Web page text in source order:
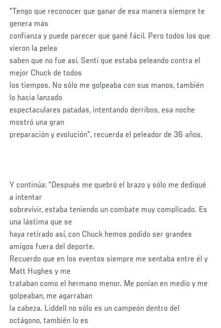
“Tengo que reconocer que ganar de esa manera siempre te
genera más
confianza y puede parecer que gané fácil. Pero todos los que
vieron la pelea
saben que no fue así. Sentí que estaba peleando contra el
mejor Chuck de todos
los tiempos. No sólo me golpeaba con sus manos, también
lo hacía lanzado
espectaculares patadas, intentando derribos, esa noche
mostró una gran
preparación y evolución”, recuerda el peleador de 36 años.
Y continúa: “Después me quebró el brazo y sólo me dediqué
a intentar
sobrevivir, estaba teniendo un combate muy complicado. Es
una lástima que se
haya retirado así, con Chuck hemos podido ser grandes
amigos fuera del deporte.
Recuerdo que en los eventos siempre me sentaba entre él y
Matt Hughes y me
trataban como el hermano menor. Me ponían en medio y me
golpeaban, me agarraban
la cabeza. Liddell no sólo es un campeón dentro del
octágono, también lo es